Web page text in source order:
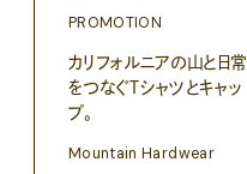
PROMOTION
カリフォルニアの山と日常
をつなぐＴシャツとキャッ
プ。
Mountain Hardwear